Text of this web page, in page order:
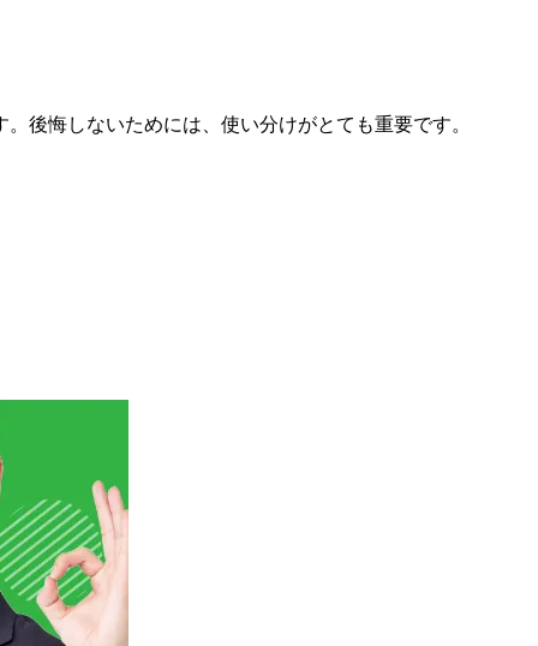
。後悔しないためには、使い分けがとても重要です。